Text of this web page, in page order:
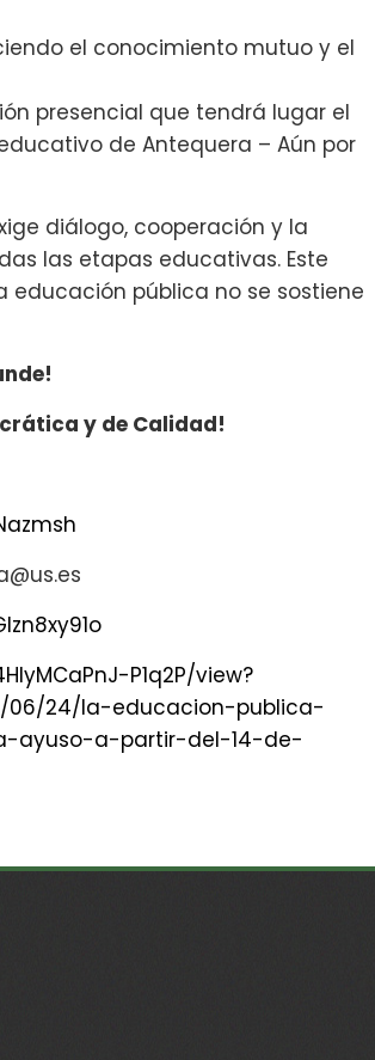
el conocimiento mutuo y el
presencial que tendrá lugar el
de Antequera – Aún por
diálogo, cooperación y la
las etapas educativas. Este
educación pública no se sostiene
y de Calidad!
P1q2P/view?
06/24/la-educacion-publica-
ayuso-a-partir-del-14-de-